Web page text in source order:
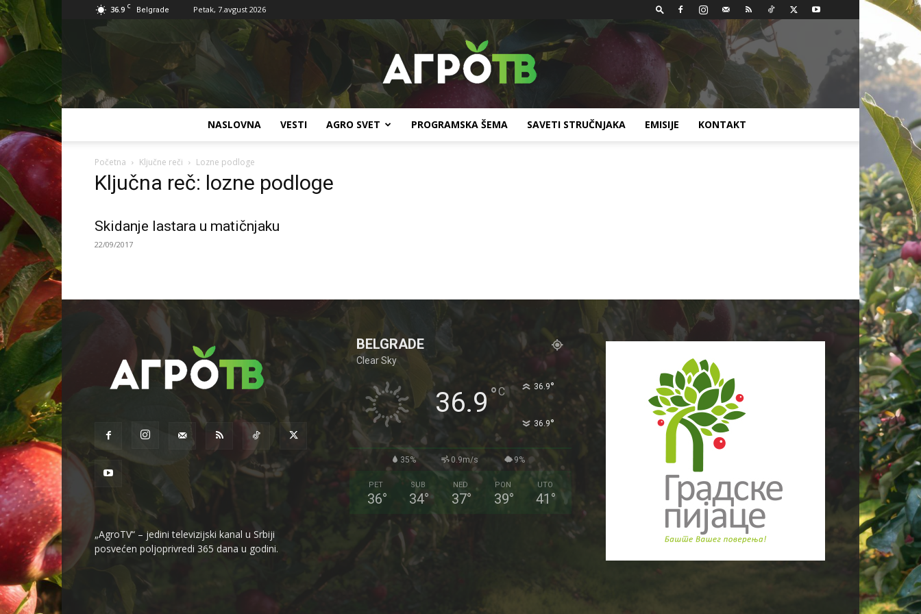
36.9 C Belgrade Petak, 7.avgust 2026
NASLOVNA VESTI AGRO SVET PROGRAMSKA ŠEMA SAVETI STRUČNJAKA EMISIJE KONTAKT
Početna Ključne reči Lozne podloge
Ključna reč: lozne podloge
Skidanje lastara u matičnjaku
22/09/2017
„AgroTV“ – jedini televizijski kanal u Srbiji
posvećen poljoprivredi 365 dana u godini.
BELGRADE
Clear Sky
36.9 °C 36.9°
36.9°
35% 0.9m/s 9%
PET
36°
SUB
34°
NED
37°
PON
39°
UTO
41 °